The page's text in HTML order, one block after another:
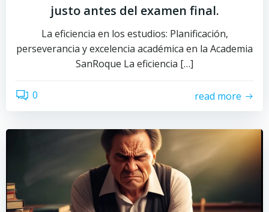
justo antes del examen final.
La eficiencia en los estudios: Planificación,
perseverancia y excelencia académica en la Academia
SanRoque La eficiencia […]
0 read more